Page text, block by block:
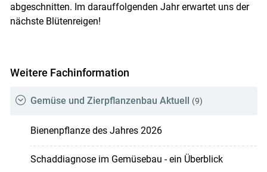
abgeschnitten. Im darauffolgenden Jahr erwartet uns der
nächste Blütenreigen!
Weitere Fachinformation
Gemüse und Zierpflanzenbau Aktuell (9)
Bienenpflanze des Jahres 2026
Schaddiagnose im Gemüsebau - ein Überblick